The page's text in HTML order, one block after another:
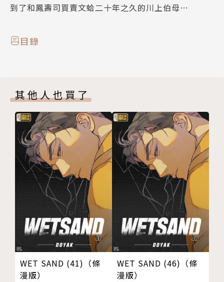
到了和鳳壽司買賣文蛤二十年之久的川上伯母…
目錄
其他人也買了
WET SAND (41)（條
漫版）
WET SAND (46)（條
漫版）